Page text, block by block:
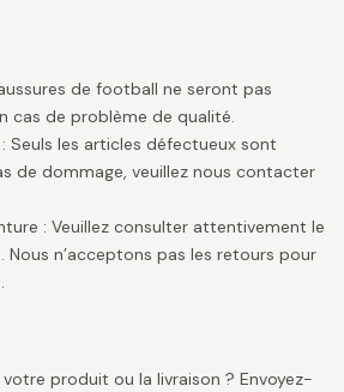
de football ne seront pas
cas de problème de qualité.
Seuls les articles défectueux sont
de dommage, veuillez nous contacter
: Veuillez consulter attentivement le
Nous n’acceptons pas les retours pour
produit ou la livraison ? Envoyez-